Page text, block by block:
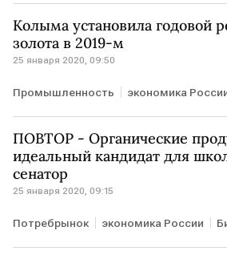
Мировая экономика КИТАЙ
Колыма установила годовой
золота в 2019-м
25 января 2020, 09:50
Промышленность экономика
Экономика РОССИЯ КОЛЫМА
ПОВТОР - Органические
идеальный кандидат для
сенатор
25 января 2020, 09:15
Потребрынок экономика России
РОССИЯ